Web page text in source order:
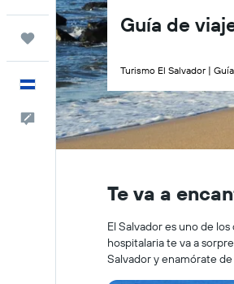
Trips
Español
Comentarios
Guía de
Turismo El Salvador |
Te va a
El Salvador es uno de
hospitalaria te va a
Salvador y enamórate